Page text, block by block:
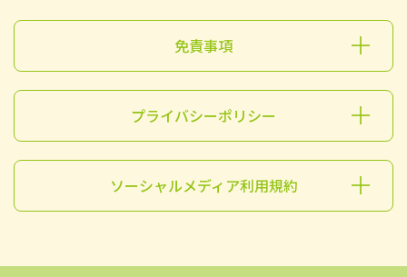
免責事項
プライバシーポリシー
ソーシャルメディア利用規約